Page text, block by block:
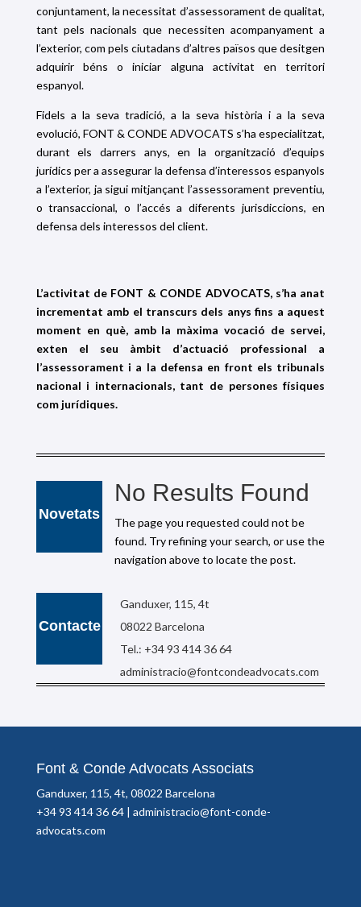
conjuntament, la necessitat d’assessorament de qualitat,
tant pels nacionals que necessiten acompanyament a
l’exterior, com pels ciutadans d’altres països que desitgen
adquirir béns o iniciar alguna activitat en territori
espanyol.
Fidels a la seva tradició, a la seva història i a la seva
evolució, FONT & CONDE ADVOCATS s’ha especialitzat,
durant els darrers anys, en la organització d’equips
jurídics per a assegurar la defensa d’interessos espanyols
a l’exterior, ja sigui mitjançant l’assessorament preventiu,
o transaccional, o l’accés a diferents jurisdiccions, en
defensa dels interessos del client.
L’activitat de FONT & CONDE ADVOCATS, s’ha anat
incrementat amb el transcurs dels anys fins a aquest
moment en què, amb la màxima vocació de servei,
exten el seu àmbit d’actuació professional a
l’assessorament i a la defensa en front els tribunals
nacional i internacionals, tant de persones físiques
com jurídiques.
Novetats
No Results Found
The page you requested could not be
found. Try refining your search, or use the
navigation above to locate the post.
Contacte
Ganduxer, 115, 4t
08022 Barcelona
Tel.: +34 93 414 36 64
administracio@fontcondeadvocats.com
Font & Conde Advocats Associats
Ganduxer, 115, 4t, 08022 Barcelona
+34 93 414 36 64 | administracio@font-conde-
advocats.com